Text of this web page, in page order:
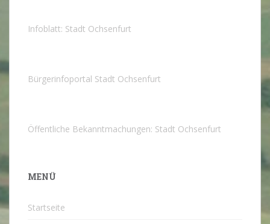
Infoblatt: Stadt Ochsenfurt
Bürgerinfoportal Stadt Ochsenfurt
Öffentliche Bekanntmachungen: Stadt Ochsenfurt
MENÜ
Startseite